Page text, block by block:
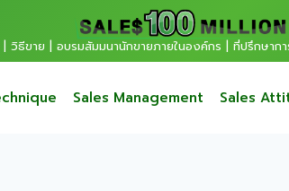
วิธีขาย | อบรมสัมมนานักขายภายในองค์กร | ที่ปรึกษากา
Sales Management Sales